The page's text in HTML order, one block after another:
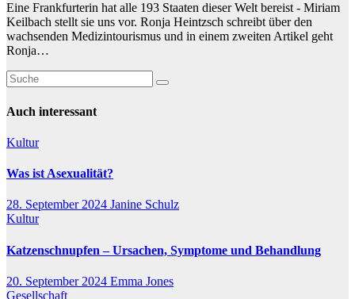
Eine Frankfurterin hat alle 193 Staaten dieser Welt bereist - Miriam
Keilbach stellt sie uns vor. Ronja Heintzsch schreibt über den
wachsenden Medizintourismus und in einem zweiten Artikel geht
Ronja…
Auch interessant
Kultur
Was ist Asexualität?
28. September 2024 Janine Schulz
Kultur
Katzenschnupfen – Ursachen, Symptome und Behandlung
20. September 2024 Emma Jones
Gesellschaft